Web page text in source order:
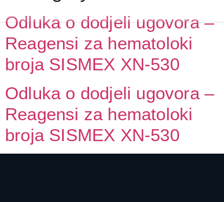
Odluka o dodjeli ugovora –
Reagensi za hematoloki
broja SISMEX XN-530
Odluka o dodjeli ugovora –
Reagensi za hematoloki
broja SISMEX XN-530